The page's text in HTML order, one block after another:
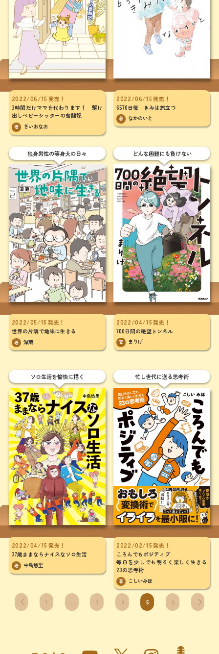
2022/06/15 発売！
3時間だけママを代わります！ 駆け
出しベビーシッターの奮闘記
著 さいおなお
2022/06/15 発売！
6570日後 きみは旅立つ
著 なかのいと
独身男性の等身大の日々
2022/05/15 発売！
世界の片隅で地味に生きる
著 深蔵
どんな困難にも負けない
2022/04/15 発売！
700日間の絶望トンネル
著 まりげ
ソロ生活を愉快に描く
2022/04/15 発売！
37歳ままならナイスなソロ生活
著 中島悠里
忙し世代に送る思考術
2022/02/15 発売！
ころんでもポジティブ
毎日を少しでも明るく楽しく生きる
23の思考術
著 こしいみほ
1 … 3 4 5 6